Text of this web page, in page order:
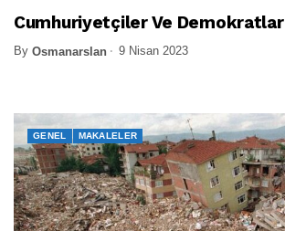
Cumhuriyetçiler Ve Demokratlar
By Osmanarslan 9 Nisan 2023
GENEL MAKALELER